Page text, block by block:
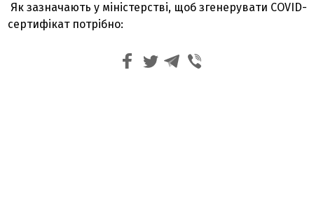
Як зазначають у міністерстві, щоб згенерувати COVID-
сертифікат потрібно: